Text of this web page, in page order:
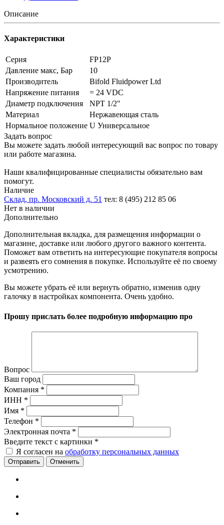
Описание
Характеристики
Серия
FP12P
Давление макс, Бар
10
Производитель
Bifold Fluidpower Ltd
Напряжение питания
= 24 VDC
Диаметр подключения
NPT 1/2"
Материал
Нержавеющая сталь
Нормальное положение U Универсальное
Задать вопрос
Вы можете задать любой интересующий вас вопрос по товару
или работе магазина.
Наши квалифицированные специалисты обязательно вам
помогут.
Наличие
Склад, пр. Московский д. 51 тел: 8 (495) 212 85 06
Нет в наличии
Дополнительно
Дополнительная вкладка, для размещения информации о
магазине, доставке или любого другого важного контента.
Поможет вам ответить на интересующие покупателя вопросы
и развеять его сомнения в покупке. Используйте её по своему
усмотрению.
Вы можете убрать её или вернуть обратно, изменив одну
галочку в настройках компонента. Очень удобно.
Прошу прислать более подробную информацию про
Вопрос
Ваш город
Компания *
ИНН *
Имя *
Телефон *
Электронная почта *
Введите текст с картинки *
Я согласен на обработку персональных данных
Отменить